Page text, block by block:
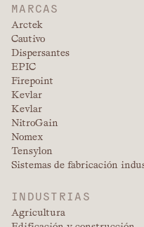
MARCAS
Arctek
Cautivo
Dispersantes
EPIC
Firepoint
Kevlar
Kevlar
NitroGain
Nomex
Tensylon
Sistemas de fabricación
INDUSTRIAS
Agricultura